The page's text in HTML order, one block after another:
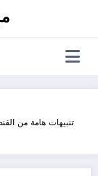
تنبيهات هامة من